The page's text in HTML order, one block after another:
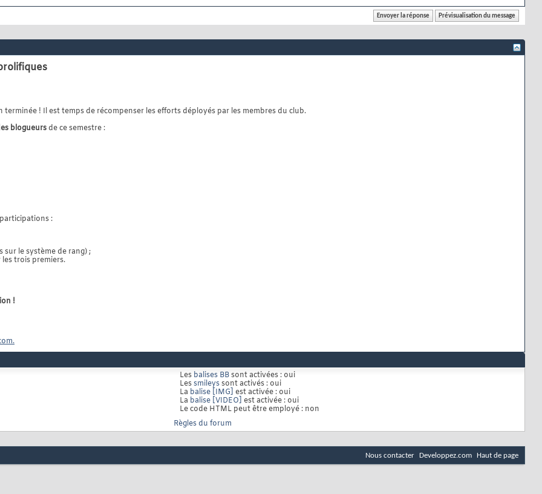
terminée ! Il est temps de récompenser les efforts déployés par les membres du club.
blogueurs de ce semestre :
:
le système de rang) ;
trois premiers.
!
Les balises BBsont activées : oui
Lessmileyssont activés : oui
La balise [IMG] est activée : oui
La balise [VIDEO] est activée : oui
Le code HTML peut être employé : non
Règles du forum
Nous contacter Developpez.com Haut de page